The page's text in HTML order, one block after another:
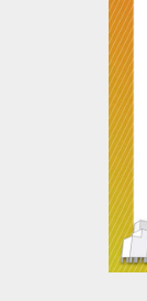
活動地點：桃
參加對象：有
報名請掃QR-
https://
usp=header